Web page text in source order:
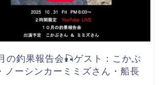
の釣果報告会🎣ゲスト：こかぶ
ノーシンカーミミズさん・船長